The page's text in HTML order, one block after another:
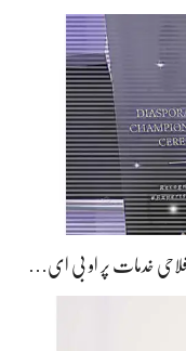
خدمات پر او بی ای…